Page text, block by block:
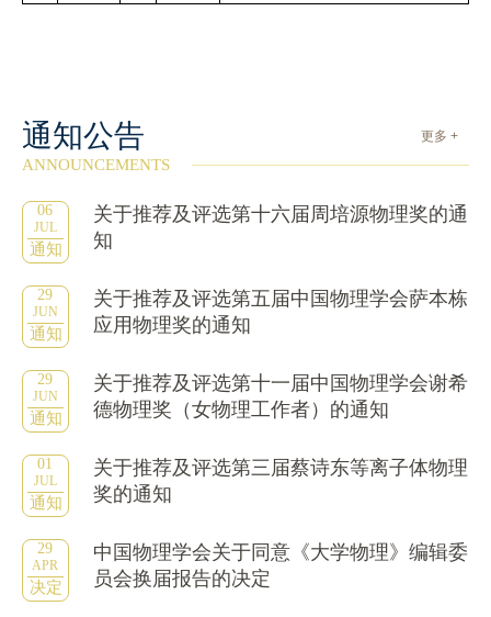
通知公告 更多 +
ANNOUNCEMENTS
06
JUL
通知
关于推荐及评选第十六届周培源物理奖的通
知
29
JUN
通知
关于推荐及评选第五届中国物理学会萨本栋
应用物理奖的通知
29
JUN
通知
关于推荐及评选第十一届中国物理学会谢希
德物理奖（女物理工作者）的通知
01
JUL
通知
关于推荐及评选第三届蔡诗东等离子体物理
奖的通知
29
APR
决定
中国物理学会关于同意《大学物理》编辑委
员会换届报告的决定